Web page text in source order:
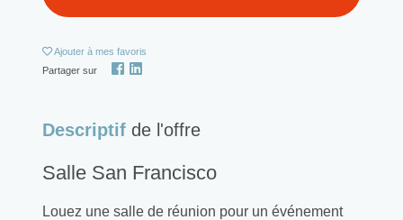
Ajouter à mes favoris
Partager sur
Descriptif de l'offre
Salle San Francisco
Louez une salle de réunion pour un événement